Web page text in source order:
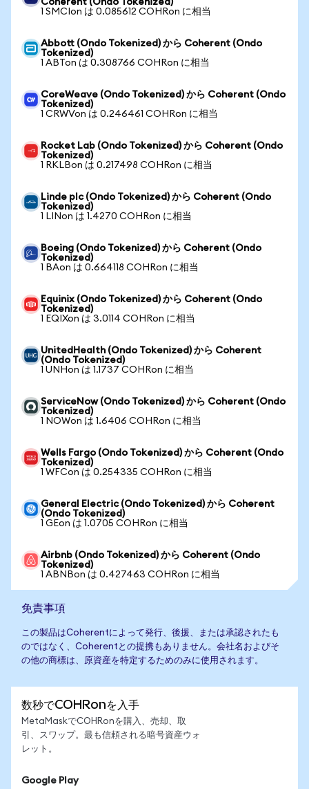
Coherent (Ondo Tokenized)
1 SMCIon は 0.085612 COHRon に相当
Abbott (Ondo Tokenized) から Coherent (Ondo
Tokenized)
1 ABTon は 0.308766 COHRon に相当
CoreWeave (Ondo Tokenized) から Coherent (Ondo
Tokenized)
1 CRWVon は 0.246461 COHRon に相当
Rocket Lab (Ondo Tokenized) から Coherent (Ondo
Tokenized)
1 RKLBon は 0.217498 COHRon に相当
Linde plc (Ondo Tokenized) から Coherent (Ondo
Tokenized)
1 LINon は 1.4270 COHRon に相当
Boeing (Ondo Tokenized) から Coherent (Ondo
Tokenized)
1 BAon は 0.664118 COHRon に相当
Equinix (Ondo Tokenized) から Coherent (Ondo
Tokenized)
1 EQIXon は 3.0114 COHRon に相当
UnitedHealth (Ondo Tokenized) から Coherent
(Ondo Tokenized)
1 UNHon は 1.1737 COHRon に相当
ServiceNow (Ondo Tokenized) から Coherent (Ondo
Tokenized)
1 NOWon は 1.6406 COHRon に相当
Wells Fargo (Ondo Tokenized) から Coherent (Ondo
Tokenized)
1 WFCon は 0.254335 COHRon に相当
General Electric (Ondo Tokenized) から Coherent
(Ondo Tokenized)
1 GEon は 1.0705 COHRon に相当
Airbnb (Ondo Tokenized) から Coherent (Ondo
Tokenized)
1 ABNBon は 0.427463 COHRon に相当
免責事項
この製品はCoherentによって発行、後援、または承認されたも
のではなく、Coherentとの提携もありません。会社名およびそ
の他の商標は、原資産を特定するためのみに使用されます。
数秒でCOHRonを入手
MetaMaskでCOHRonを購入、売却、取
引、スワップ。最も信頼される暗号資産ウォ
レット。
Google Play